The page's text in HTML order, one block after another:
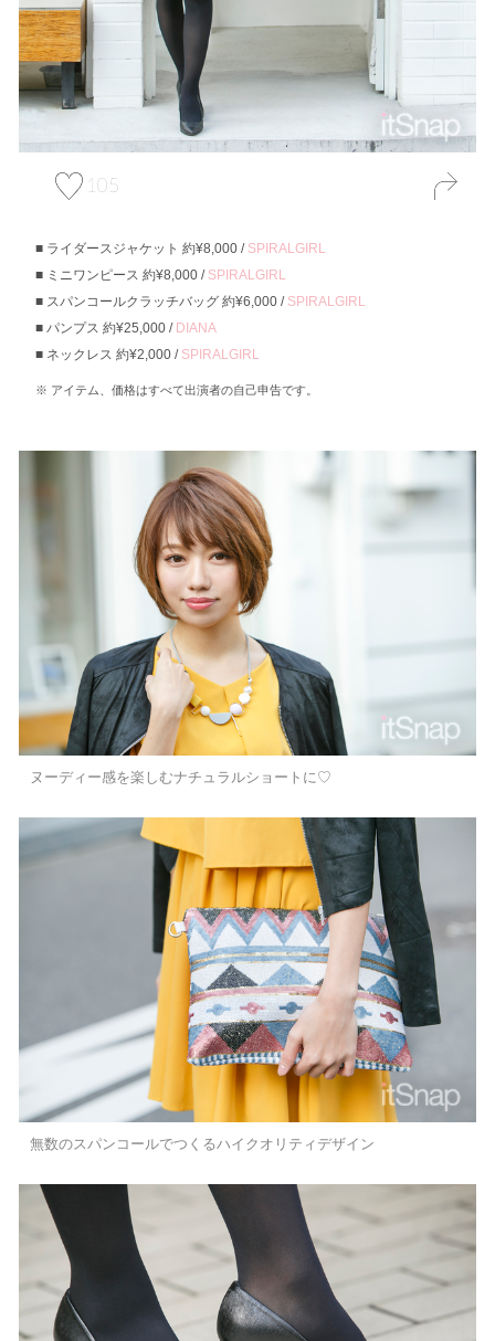
105
ライダースジャケット 約¥8,000 / SPIRALGIRL
ミニワンピース 約¥8,000 / SPIRALGIRL
スパンコールクラッチバッグ 約¥6,000 / SPIRALGIRL
パンプス 約¥25,000 / DIANA
ネックレス 約¥2,000 / SPIRALGIRL
アイテム、価格はすべて出演者の自己申告です。
ヌーディー感を楽しむナチュラルショートに♡
無数のスパンコールでつくるハイクオリティデザイン